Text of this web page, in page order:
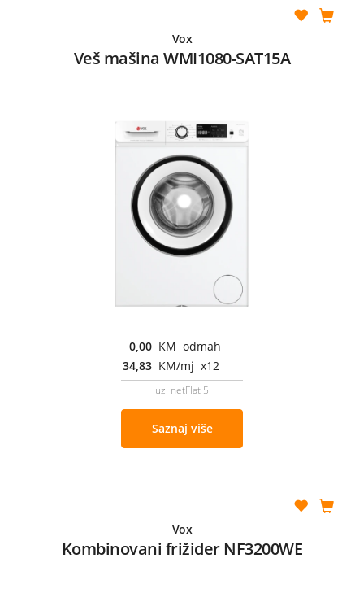
Vox
Veš mašina WMI1080-SAT15A
0,00 KM odmah
34,83 KM/mj x12
uz netFlat 5
Saznaj više
Vox
Kombinovani frižider NF3200WE